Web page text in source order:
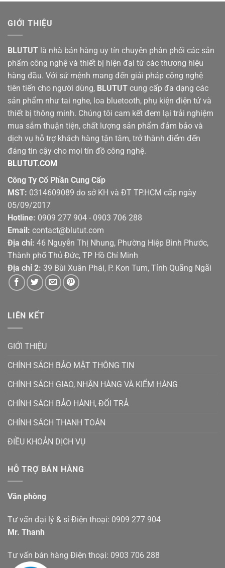
GIỚI THIỆU
BLUTUT là nhà bán hàng uy tín chuyên phân phối các sản
phẩm công nghệ và thiết bị hiện đại từ các thương hiệu
hàng đầu. Với sứ mệnh mang đến giải pháp công nghệ
tiên tiến cho người dùng, BLUTUT cung cấp đa dạng các
sản phẩm như tai nghe, loa bluetooth, phụ kiện điện tử và
thiết bị thông minh. Chúng tôi cam kết đem lại trải nghiệm
mua sắm thuận tiện, chất lượng sản phẩm đảm bảo và
dịch vụ hỗ trợ khách hàng tận tâm, trở thành điểm đến
đáng tin cậy cho mọi tín đồ công nghệ.
BLUTUT.COM
Công Ty Cổ Phần Cung Cấp
MST: 0314609089 do sở KH và ĐT TP.HCM cấp ngày
05/09/2017
Hotline: 0909 277 904 - 0903 706 288
Email: contact@blutut.com
Địa chỉ: 46 Nguyễn Thị Nhung, Phường Hiệp Bình Phước,
Thành phố Thủ Đức, TP Hồ Chí Minh
Địa chỉ 2: 39 Bùi Xuân Phái, P. Kon Tum, Tỉnh Quãng Ngãi
LIÊN KẾT
GIỚI THIỆU
CHÍNH SÁCH BẢO MẬT THÔNG TIN
CHÍNH SÁCH GIAO, NHẬN HÀNG VÀ KIỂM HÀNG
CHÍNH SÁCH BẢO HÀNH, ĐỔI TRẢ
CHÍNH SÁCH THANH TOÁN
ĐIỀU KHOẢN DỊCH VỤ
HỖ TRỢ BÁN HÀNG
Văn phòng
Tư vấn đại lý & sỉ Điện thoại: 0909 277 904
Mr. Thanh
Tư vấn bán hàng Điện thoại: 0903 706 288